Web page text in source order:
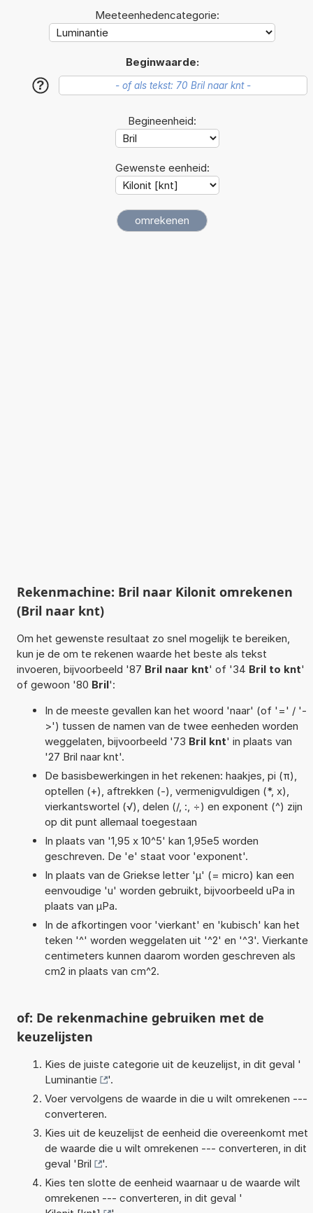
Meeteenhedencategorie:
Beginwaarde:
?
Begineenheid:
Gewenste eenheid:
Rekenmachine: Bril naar Kilonit omrekenen
(Bril naar knt)
Om het gewenste resultaat zo snel mogelijk te bereiken,
kun je de om te rekenen waarde het beste als tekst
invoeren, bijvoorbeeld '87 Bril naar knt' of '34 Bril to knt'
of gewoon '80 Bril':
In de meeste gevallen kan het woord 'naar' (of '=' / '-
>') tussen de namen van de twee eenheden worden
weggelaten, bijvoorbeeld '73 Bril knt' in plaats van
'27 Bril naar knt'.
De basisbewerkingen in het rekenen: haakjes, pi (π),
optellen (+), aftrekken (-), vermenigvuldigen (*, x),
vierkantswortel (√), delen (/, :, ÷) en exponent (^) zijn
op dit punt allemaal toegestaan
In plaats van '1,95 x 10^5' kan 1,95e5 worden
geschreven. De 'e' staat voor 'exponent'.
In plaats van de Griekse letter 'µ' (= micro) kan een
eenvoudige 'u' worden gebruikt, bijvoorbeeld uPa in
plaats van µPa.
In de afkortingen voor 'vierkant' en 'kubisch' kan het
teken '^' worden weggelaten uit '^2' en '^3'. Vierkante
centimeters kunnen daarom worden geschreven als
cm2 in plaats van cm^2.
of: De rekenmachine gebruiken met de
keuzelijsten
Kies de juiste categorie uit de keuzelijst, in dit geval '
Luminantie
'.
Voer vervolgens de waarde in die u wilt omrekenen ---
converteren.
Kies uit de keuzelijst de eenheid die overeenkomt met
de waarde die u wilt omrekenen --- converteren, in dit
geval 'Bril
'.
Kies ten slotte de eenheid waarnaar u de waarde wilt
omrekenen --- converteren, in dit geval '